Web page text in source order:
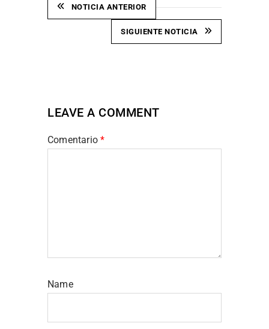
NOTICIA ANTERIOR
SIGUIENTE NOTICIA
LEAVE A COMMENT
Comentario*
Name